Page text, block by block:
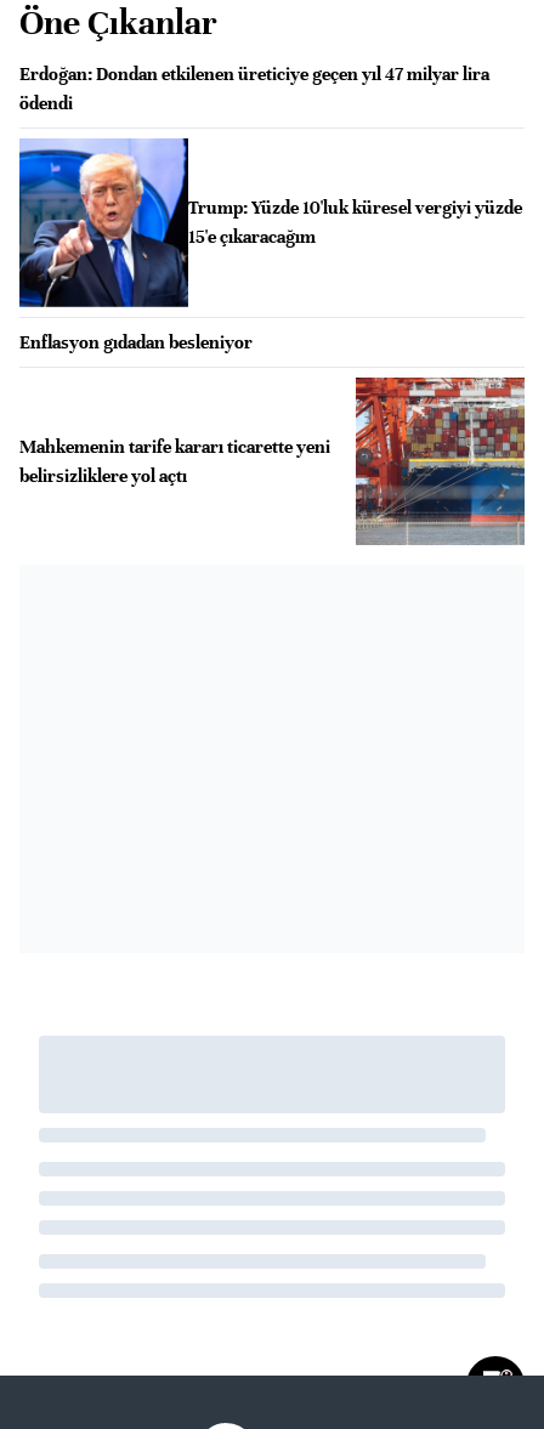
Öne Çıkanlar
Erdoğan: Dondan etkilenen üreticiye geçen yıl 47 milyar lira
ödendi
Trump: Yüzde 10'luk küresel vergiyi yüzde
15'e çıkaracağım
Enflasyon gıdadan besleniyor
Mahkemenin tarife kararı ticarette yeni
belirsizliklere yol açtı